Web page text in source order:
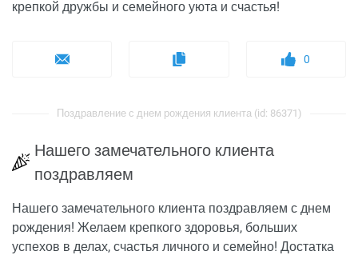
крепкой дружбы и семейного уюта и счастья!
0
Поздравление с днем рождения клиента (id: 86371)
Нашего замечательного клиента
поздравляем
Нашего замечательного клиента поздравляем с днем
рождения! Желаем крепкого здоровья, больших
успехов в делах, счастья личного и семейно! Достатка